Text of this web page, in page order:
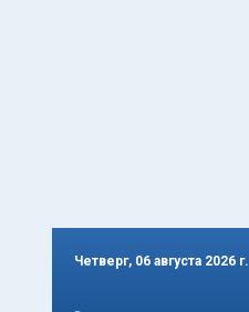
Четверг, 06 августа 2026 г.